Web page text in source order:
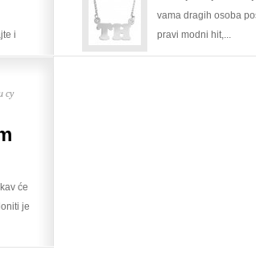
i
vama dragih osoba
pravi modni hit,...
су
će
je